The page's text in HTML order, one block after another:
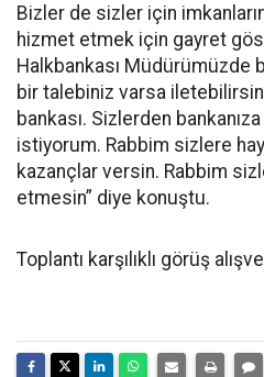
Bizler de sizler için
hizmet etmek için gayret
Halkbankası Müdürümüzde
bir talebiniz varsa
bankası. Sizlerden bankanıza
istiyorum. Rabbim sizlere
kazançlar versin. Rabbim
etmesin” diye konuştu.
Toplantı karşılıklı görüş